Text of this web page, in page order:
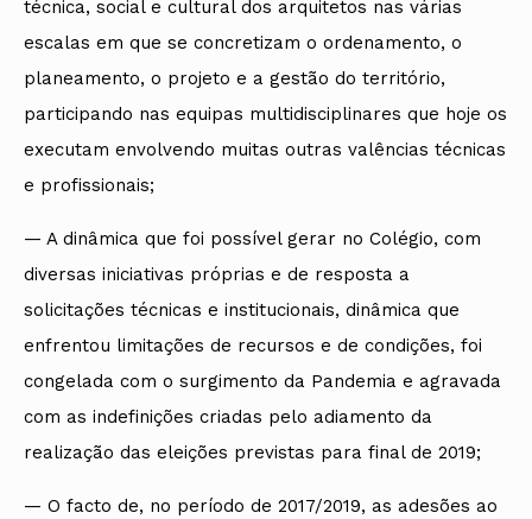
técnica, social e cultural dos arquitetos nas várias
escalas em que se concretizam o ordenamento, o
planeamento, o projeto e a gestão do território,
participando nas equipas multidisciplinares que hoje os
executam envolvendo muitas outras valências técnicas
e profissionais;
— A dinâmica que foi possível gerar no Colégio, com
diversas iniciativas próprias e de resposta a
solicitações técnicas e institucionais, dinâmica que
enfrentou limitações de recursos e de condições, foi
congelada com o surgimento da Pandemia e agravada
com as indefinições criadas pelo adiamento da
realização das eleições previstas para final de 2019;
— O facto de, no período de 2017/2019, as adesões ao